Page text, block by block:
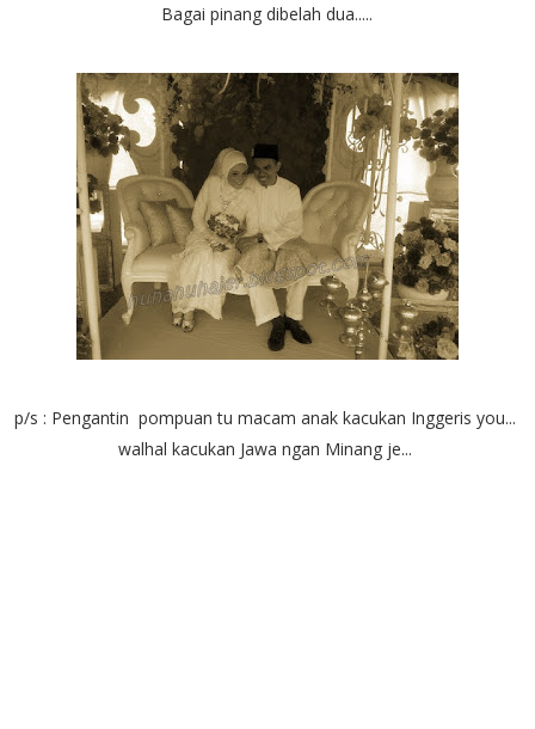
Bagai pinang dibelah dua.....
p/s : Pengantin pompuan tu macam anak kacukan Inggeris you...
walhal kacukan Jawa ngan Minang je...